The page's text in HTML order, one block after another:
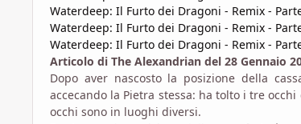
Waterdeep: Il Furto dei Dragoni - Remix -
Waterdeep: Il Furto dei Dragoni - Remix -
Waterdeep: Il Furto dei Dragoni - Remix -
Articolo di The Alexandrian del 28 Gennaio
Dopo aver nascosto la posizione della
accecando la Pietra stessa: ha tolto i tre
occhi sono in luoghi diversi.